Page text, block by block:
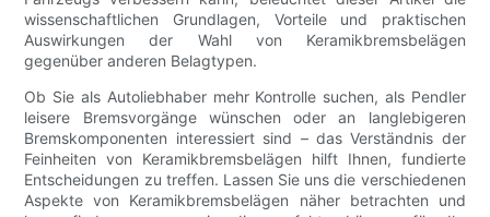
wissenschaftlichen Grundlagen, Vorteile und praktischen
Auswirkungen der Wahl von Keramikbremsbelägen
gegenüber anderen Belagtypen.
Ob Sie als Autoliebhaber mehr Kontrolle suchen, als Pendler
leisere Bremsvorgänge wünschen oder an langlebigeren
Bremskomponenten interessiert sind – das Verständnis der
Feinheiten von Keramikbremsbelägen hilft Ihnen, fundierte
Entscheidungen zu treffen. Lassen Sie uns die verschiedenen
Aspekte von Keramikbremsbelägen näher betrachten und